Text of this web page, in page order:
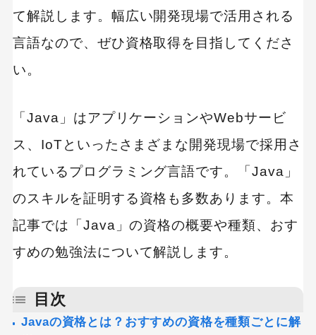
て解説します。幅広い開発現場で活用される
言語なので、ぜひ資格取得を目指してくださ
い。
「Java」はアプリケーションやWebサービ
ス、IoTといったさまざまな開発現場で採用さ
れているプログラミング言語です。「Java」
のスキルを証明する資格も多数あります。本
記事では「Java」の資格の概要や種類、おす
すめの勉強法について解説します。
目次
Javaの資格とは？おすすめの資格を種類ごとに解